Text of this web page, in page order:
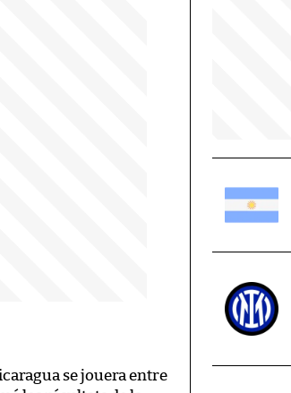
se jouera entre